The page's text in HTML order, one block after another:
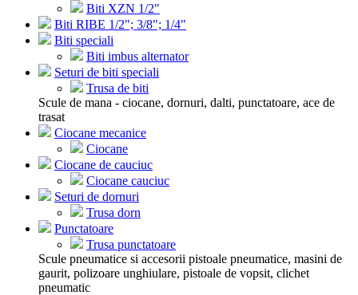
Biti XZN 1/2"
Biti RIBE 1/2"; 3/8"; 1/4"
Biti speciali
Biti imbus alternator
Seturi de biti speciali
Trusa de biti
Scule de mana - ciocane, dornuri, dalti, punctatoare, ace de
trasat
Ciocane mecanice
Ciocane
Ciocane de cauciuc
Ciocane cauciuc
Seturi de dornuri
Trusa dorn
Punctatoare
Trusa punctatoare
Scule pneumatice si accesorii pistoale pneumatice, masini de
gaurit, polizoare unghiulare, pistoale de vopsit, clichet
pneumatic